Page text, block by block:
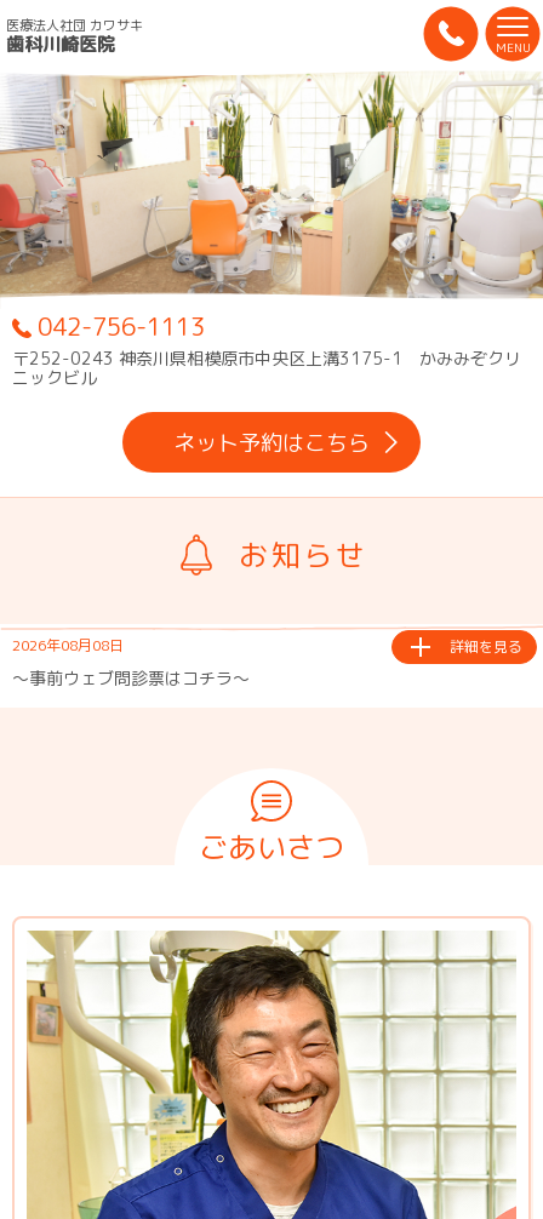
医療法人社団 カワサキ
歯科川崎医院 MENU
042-756-1113
〒252-0243 神奈川県相模原市中央区上溝3175-1 かみみぞクリ
ニックビル
ネット予約はこちら
お知らせ
2026年08月08日
～事前ウェブ問診票はコチラ～
詳細を見る
ごあいさつ